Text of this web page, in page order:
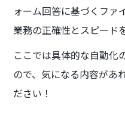
ォーム回答に基づくファ
業務の正確性とスピード
ここでは具体的な自動化
ので、気になる内容があ
ださい！